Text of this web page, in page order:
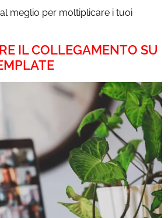
meglio per moltiplicare i tuoi
IL COLLEGAMENTO SU